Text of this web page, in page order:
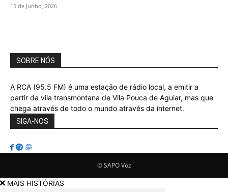
15 de Junho, 2026
SOBRE NÓS
A RCA (95.5 FM) é uma estação de rádio local, a emitir a
partir da vila transmontana de Vila Pouca de Aguiar, mas que
chega através de todo o mundo através da internet.
SIGA-NOS
© SAPO Voz
MAIS HISTÓRIAS